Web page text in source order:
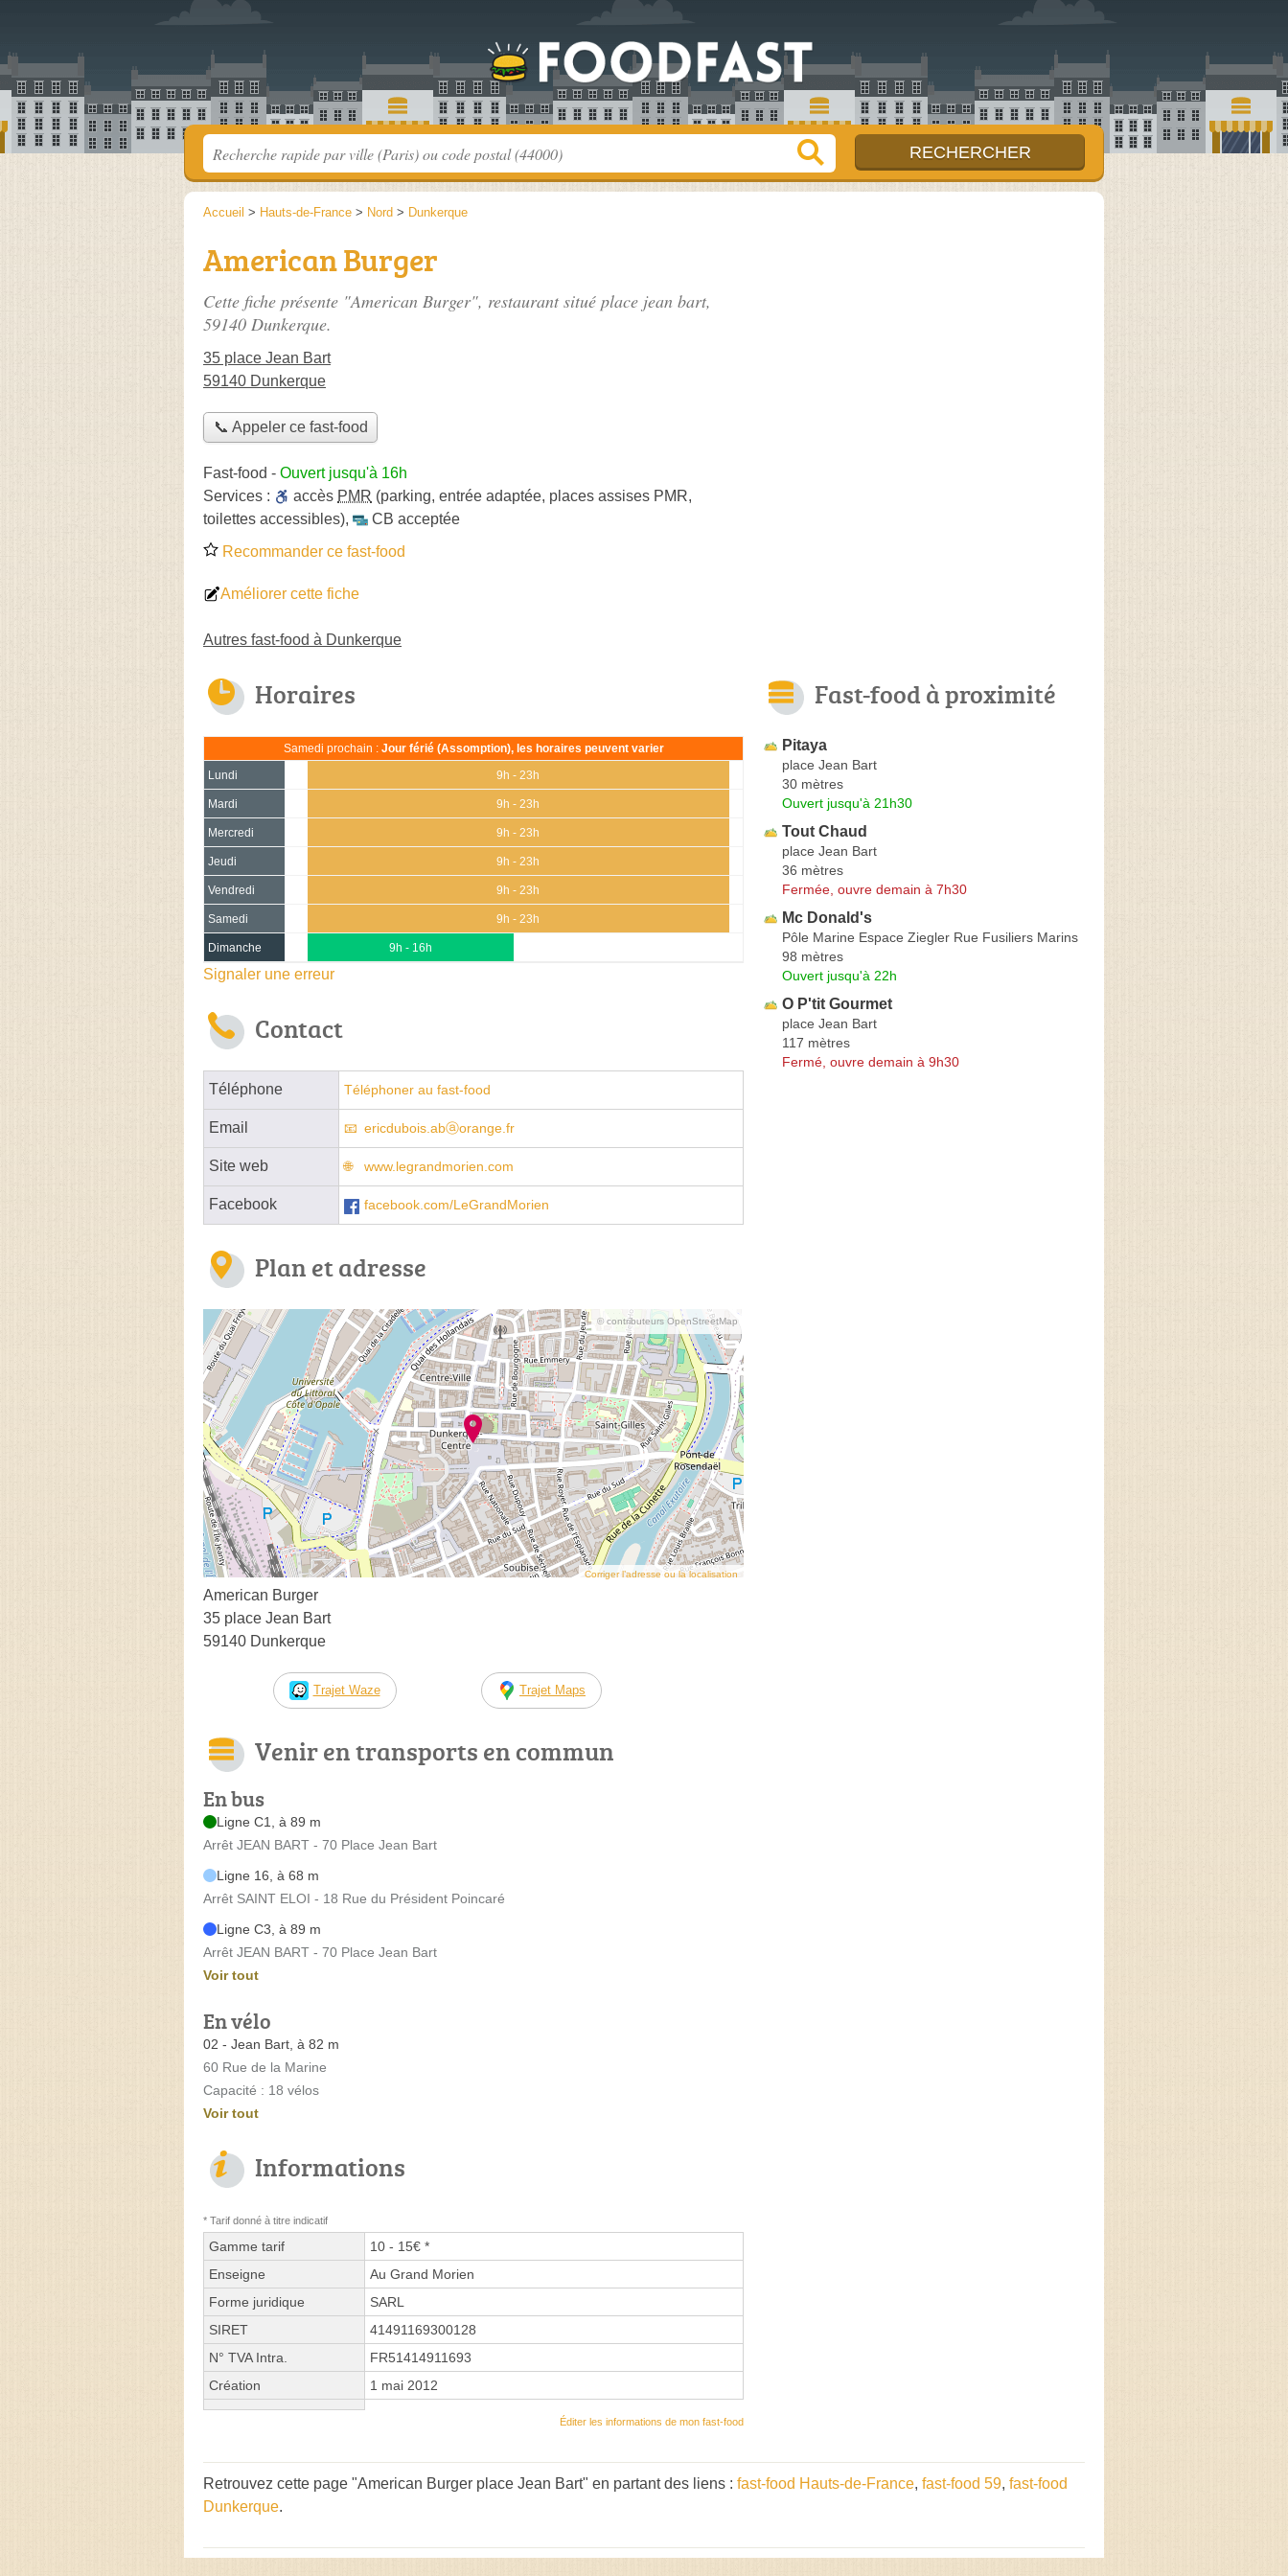
Accueil > Hauts-de-France > Nord > Dunkerque
American Burger
Cette fiche présente "American Burger", restaurant situé place jean bart,
59140 Dunkerque.
35 place Jean Bart
59140 Dunkerque
📞 Appeler ce fast-food
Fast-food - Ouvert jusqu'à 16h
Services :
accès PMR (parking, entrée adaptée, places assises PMR,
toilettes accessibles),
CB acceptée
Recommander ce fast-food
Améliorer cette fiche
Autres fast-food à Dunkerque
Horaires
Samedi prochain : Jour férié (Assomption), les horaires peuvent varier
Lundi 9h - 23h
Mardi 9h - 23h
Mercredi 9h - 23h
Jeudi 9h - 23h
Vendredi 9h - 23h
Samedi 9h - 23h
Dimanche 9h - 16h
Signaler une erreur
Contact
Téléphone Téléphoner au fast-food
Email ericdubois.abⓐorange.fr
Site web www.legrandmorien.com
Facebook facebook.com/LeGrandMorien
Plan et adresse
© contributeurs OpenStreetMap
Corriger l’adresse ou la localisation
American Burger
35 place Jean Bart
59140 Dunkerque
Trajet Waze Trajet Maps
Venir en transports en commun
En bus
Ligne C1, à 89 m
Arrêt JEAN BART - 70 Place Jean Bart
Ligne 16, à 68 m
Arrêt SAINT ELOI - 18 Rue du Président Poincaré
Ligne C3, à 89 m
Arrêt JEAN BART - 70 Place Jean Bart
Voir tout
En vélo
02 - Jean Bart, à 82 m
60 Rue de la Marine
Capacité : 18 vélos
Voir tout
Informations
* Tarif donné à titre indicatif
Gamme tarif
10 - 15€ *
Enseigne
Au Grand Morien
Forme juridique
SARL
SIRET
41491169300128
N° TVA Intra.
FR51414911693
Création
1 mai 2012
Éditer les informations de mon fast-food
Fast-food à proximité
Pitaya
place Jean Bart
30 mètres
Ouvert jusqu'à 21h30
Tout Chaud
place Jean Bart
36 mètres
Fermée, ouvre demain à 7h30
Mc Donald's
Pôle Marine Espace Ziegler Rue Fusiliers Marins
98 mètres
Ouvert jusqu'à 22h
O P'tit Gourmet
place Jean Bart
117 mètres
Fermé, ouvre demain à 9h30
Retrouvez cette page "American Burger place Jean Bart" en partant des liens : fast-food Hauts-de-France, fast-food 59, fast-food
Dunkerque.